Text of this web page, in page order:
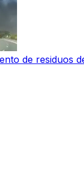
de residuos